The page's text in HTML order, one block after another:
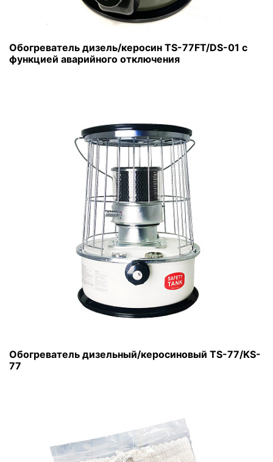
Обогреватель дизель/керосин TS-77FT/DS-01 с
функцией аварийного отключения
Обогреватель дизельный/керосиновый TS-77/KS-
77